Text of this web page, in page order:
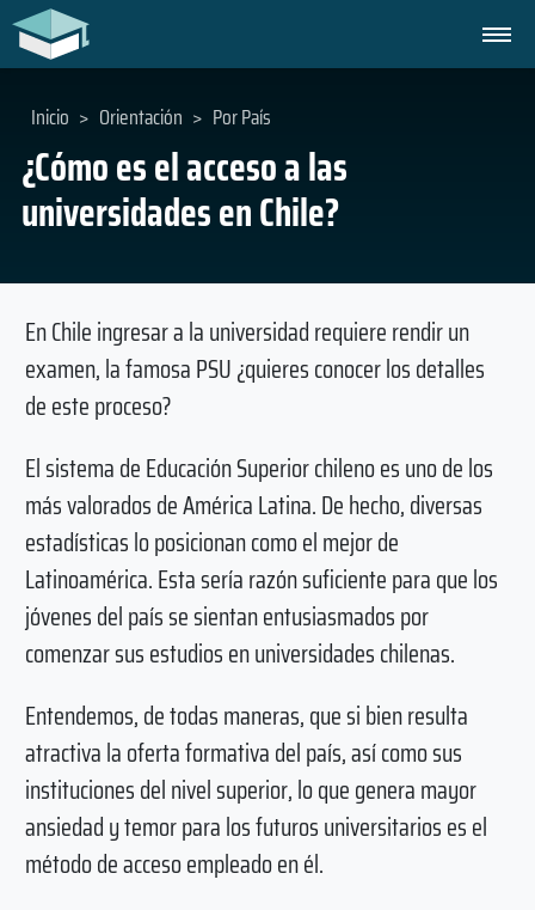
¿Cómo es el acceso a las
universidades en Chile?
Inicio > Orientación > Por País
En Chile ingresar a la universidad requiere rendir un
examen, la famosa PSU ¿quieres conocer los detalles
de este proceso?
El sistema de Educación Superior chileno es uno de los
más valorados de América Latina. De hecho, diversas
estadísticas lo posicionan como el mejor de
Latinoamérica. Esta sería razón suficiente para que los
jóvenes del país se sientan entusiasmados por
comenzar sus estudios en universidades chilenas.
Entendemos, de todas maneras, que si bien resulta
atractiva la oferta formativa del país, así como sus
instituciones del nivel superior, lo que genera mayor
ansiedad y temor para los futuros universitarios es el
método de acceso empleado en él.